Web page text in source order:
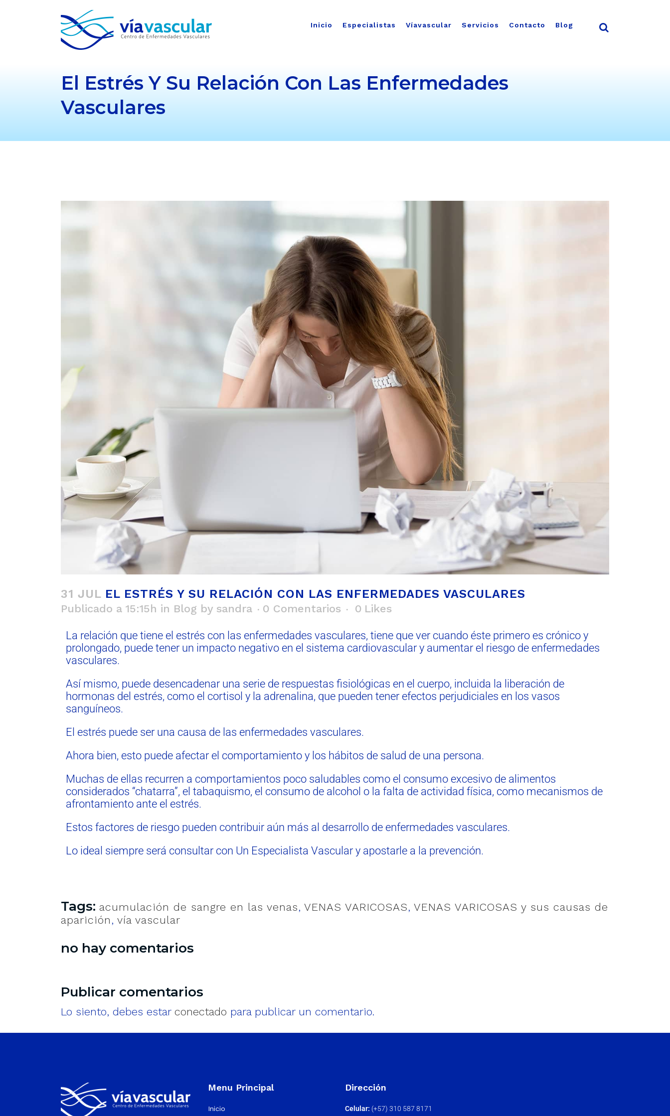
Inicio Especialistas Víavascular Servicios Contacto Blog
El Estrés Y Su Relación Con Las Enfermedades
Vasculares
31 JUL EL ESTRÉS Y SU RELACIÓN CON LAS ENFERMEDADES VASCULARES
Publicado a 15:15h in Blog by sandra 0 Comentarios 0 Likes
La relación que tiene el estrés con las enfermedades vasculares, tiene que ver cuando éste primero es crónico y
prolongado, puede tener un impacto negativo en el sistema cardiovascular y aumentar el riesgo de enfermedades
vasculares.
Así mismo, puede desencadenar una serie de respuestas fisiológicas en el cuerpo, incluida la liberación de
hormonas del estrés, como el cortisol y la adrenalina, que pueden tener efectos perjudiciales en los vasos
sanguíneos.
El estrés puede ser una causa de las enfermedades vasculares.
Ahora bien, esto puede afectar el comportamiento y los hábitos de salud de una persona.
Muchas de ellas recurren a comportamientos poco saludables como el consumo excesivo de alimentos
considerados “chatarra”, el tabaquismo, el consumo de alcohol o la falta de actividad física, como mecanismos de
afrontamiento ante el estrés.
Estos factores de riesgo pueden contribuir aún más al desarrollo de enfermedades vasculares.
Lo ideal siempre será consultar con Un Especialista Vascular y apostarle a la prevención.
Tags: acumulación de sangre en las venas, VENAS VARICOSAS, VENAS VARICOSAS y sus causas de
aparición, vía vascular
no hay comentarios
Publicar comentarios
Lo siento, debes estar conectado para publicar un comentario.
Menu Principal
Inicio
Dirección
Celular: (+57) 310 587 8171